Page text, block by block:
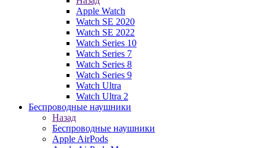
Apple Watch
Watch SE 2020
Watch SE 2022
Watch Series 10
Watch Series 7
Watch Series 8
Watch Series 9
Watch Ultra
Watch Ultra 2
Беспроводные наушники
Назад
Беспроводные наушники
Apple AirPods